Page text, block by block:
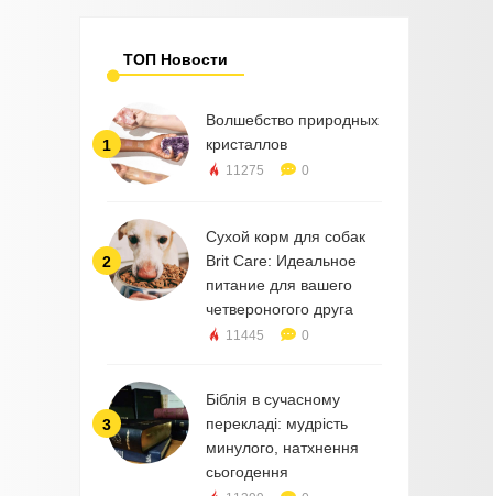
ТОП Новости
1
Волшебство природных
кристаллов
11275 0
2
Сухой корм для собак
Brit Care: Идеальное
питание для вашего
четвероногого друга
11445 0
3
Біблія в сучасному
перекладі: мудрість
минулого, натхнення
сьогодення